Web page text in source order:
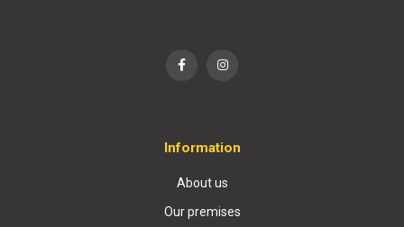
Information
About us
Our premises